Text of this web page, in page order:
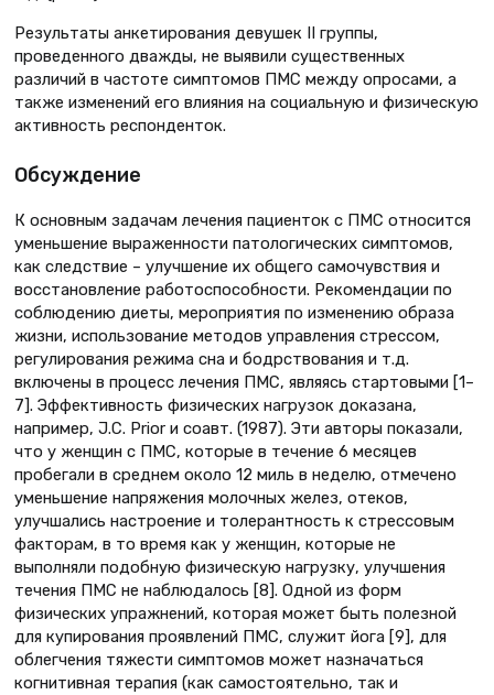
Результаты анкетирования девушек II группы,
проведенного дважды, не выявили существенных
различий в частоте симптомов ПМС между опросами, а
также изменений его влияния на социальную и физическую
активность респонденток.
Обсуждение
К основным задачам лечения пациенток с ПМС относится
уменьшение выраженности патологических симптомов,
как следствие – улучшение их общего самочувствия и
восстановление работоспособности. Рекомендации по
соблюдению диеты, мероприятия по изменению образа
жизни, использование методов управления стрессом,
регулирования режима сна и бодрствования и т.д.
включены в процесс лечения ПМС, являясь стартовыми [1–
7]. Эффективность физических нагрузок доказана,
например, J.C. Prior и соавт. (1987). Эти авторы показали,
что у женщин с ПМС, которые в течение 6 месяцев
пробегали в среднем около 12 миль в неделю, отмечено
уменьшение напряжения молочных желез, отеков,
улучшались настроение и толерантность к стрессовым
факторам, в то время как у женщин, которые не
выполняли подобную физическую нагрузку, улучшения
течения ПМС не наблюдалось [8]. Одной из форм
физических упражнений, которая может быть полезной
для купирования проявлений ПМС, служит йога [9], для
облегчения тяжести симптомов может назначаться
когнитивная терапия (как самостоятельно, так и